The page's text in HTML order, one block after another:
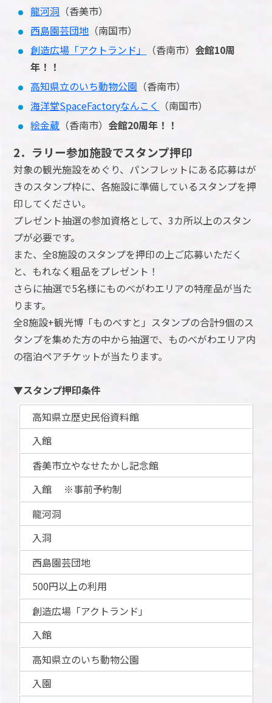
龍河洞 （香美市）
西島園芸団地 （南国市）
創造広場「アクトランド」
（香南市） 会館10周
年！！
高知県立のいち動物公園 （香南市）
海洋堂SpaceFactoryなんこく
（南国市）
絵金蔵 （香南市） 会館20周年！！
2．ラリー参加施設でスタンプ押印
対象の観光施設をめぐり、パンフレットにある応募はが
きのスタンプ枠に、各施設に準備しているスタンプを押
印してください。
プレゼント抽選の参加資格として、3カ所以上のスタン
プが必要です。
また、全8施設のスタンプを押印の上ご応募いただく
と、もれなく粗品をプレゼント！
さらに抽選で5名様にものべがわエリアの特産品が当た
ります。
全8施設+観光博「ものべすと」スタンプの合計9個のス
タンプを集めた方の中から抽選で、ものべがわエリア内
の宿泊ペアチケットが当たります。
▼スタンプ押印条件
高知県立歴史民俗資料館
入館
香美市立やなせたかし記念館
入館 ※事前予約制
龍河洞
入洞
西島園芸団地
500円以上の利用
創造広場「アクトランド」
入館
高知県立のいち動物公園
入園